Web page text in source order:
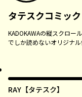
タテスクコミック
KADOKAWAの縦スクロー
でしか読めないオリジナ
RAY【タテスク】